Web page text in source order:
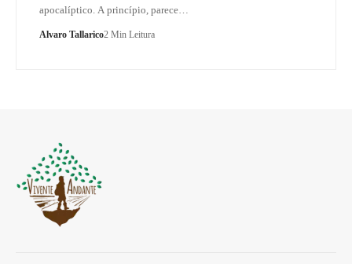
apocalíptico. A princípio, parece…
Alvaro Tallarico2 Min Leitura